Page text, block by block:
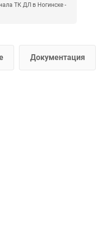
ТК ДЛ в Ногинске -
Документация